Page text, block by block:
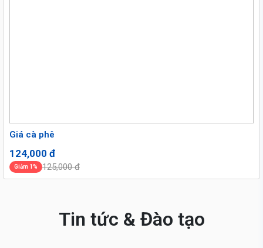
Giá cà phê
124,000 đ
Giảm 1% 125,000 đ
Tin tức & Đào tạo